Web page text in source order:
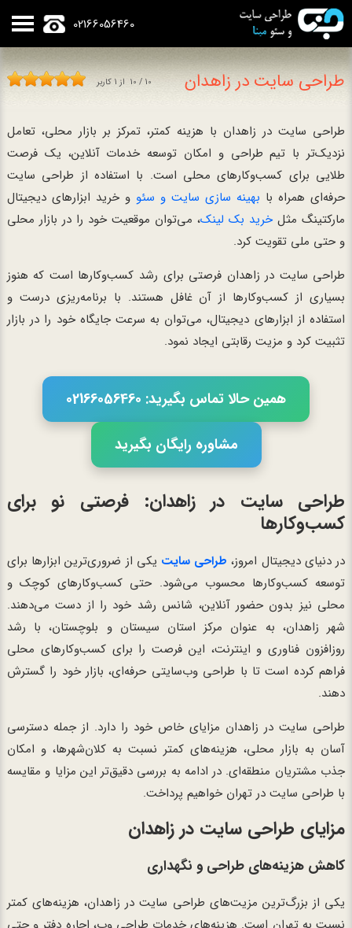
02166056460
طراحی سایت در زاهدان 10/ 10 از 1 کاربر
طراحی سایت در زاهدان با هزینه کمتر، تمرکز بر بازار محلی، تعامل
نزدیک‌تر با تیم طراحی و امکان توسعه خدمات آنلاین، یک فرصت
طلایی برای کسب‌وکارهای محلی است. با استفاده از طراحی سایت
حرفه‌ای همراه با بهینه سازی سایت و سئو و خرید ابزارهای دیجیتال
مارکتینگ مثلخرید بک لینک، می‌توان موقعیت خود را در بازار محلی
و حتی ملی تقویت کرد.
طراحی سایت در زاهدان فرصتی برای رشد کسب‌وکارها است که هنوز
بسیاری از کسب‌وکارها از آن غافل هستند. با برنامه‌ریزی درست و
استفاده از ابزارهای دیجیتال، می‌توان به سرعت جایگاه خود را در بازار
تثبیت کرد و مزیت رقابتی ایجاد نمود.
همین حالا تماس بگیرید: 02166056460
مشاوره رایگان بگیرید
طراحی سایت در زاهدان: فرصتی نو برای
کسب‌وکارها
در دنیای دیجیتال امروز، طراحی سایت یکی از ضروری‌ترین ابزارها برای
توسعه کسب‌وکارها محسوب می‌شود. حتی کسب‌وکارهای کوچک و
محلی نیز بدون حضور آنلاین، شانس رشد خود را از دست می‌دهند.
شهر زاهدان، به عنوان مرکز استان سیستان و بلوچستان، با رشد
روزافزون فناوری و اینترنت، این فرصت را برای کسب‌وکارهای محلی
فراهم کرده است تا با طراحی وب‌سایتی حرفه‌ای، بازار خود را گسترش
دهند.
طراحی سایت در زاهدان مزایای خاص خود را دارد. از جمله دسترسی
آسان به بازار محلی، هزینه‌های کمتر نسبت به کلان‌شهرها، و امکان
جذب مشتریان منطقه‌ای. در ادامه به بررسی دقیق‌تر این مزایا و مقایسه
با طراحی سایت در تهران خواهیم پرداخت.
مزایای طراحی سایت در زاهدان
کاهش هزینه‌های طراحی و نگهداری
یکی از بزرگ‌ترین مزیت‌های طراحی سایت در زاهدان، هزینه‌های کمتر